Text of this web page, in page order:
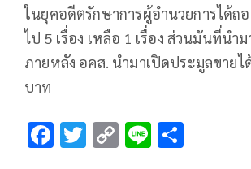
ในยุคอดีตรักษาการผู้อำนวยการได้ถ
ไป 5 เรื่อง เหลือ 1 เรื่อง ส่วนมันที่น
ภายหลัง อคส. นำมาเปิดประมูลขายไ
บาท
F T C Li